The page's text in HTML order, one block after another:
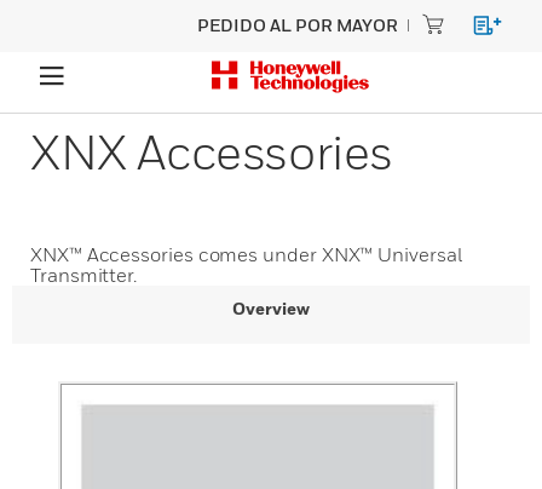
PEDIDO AL POR MAYOR
XNX Accessories
XNX™ Accessories comes under XNX™ Universal
Transmitter.
Overview